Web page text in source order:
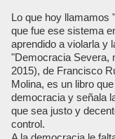
Lo que hoy llamamos
que fue ese sistema
aprendido a violarla y
"Democracia Severa,
2015), de Francisco
Molina, es un libro
democracia y señala
que sea justo y
control.